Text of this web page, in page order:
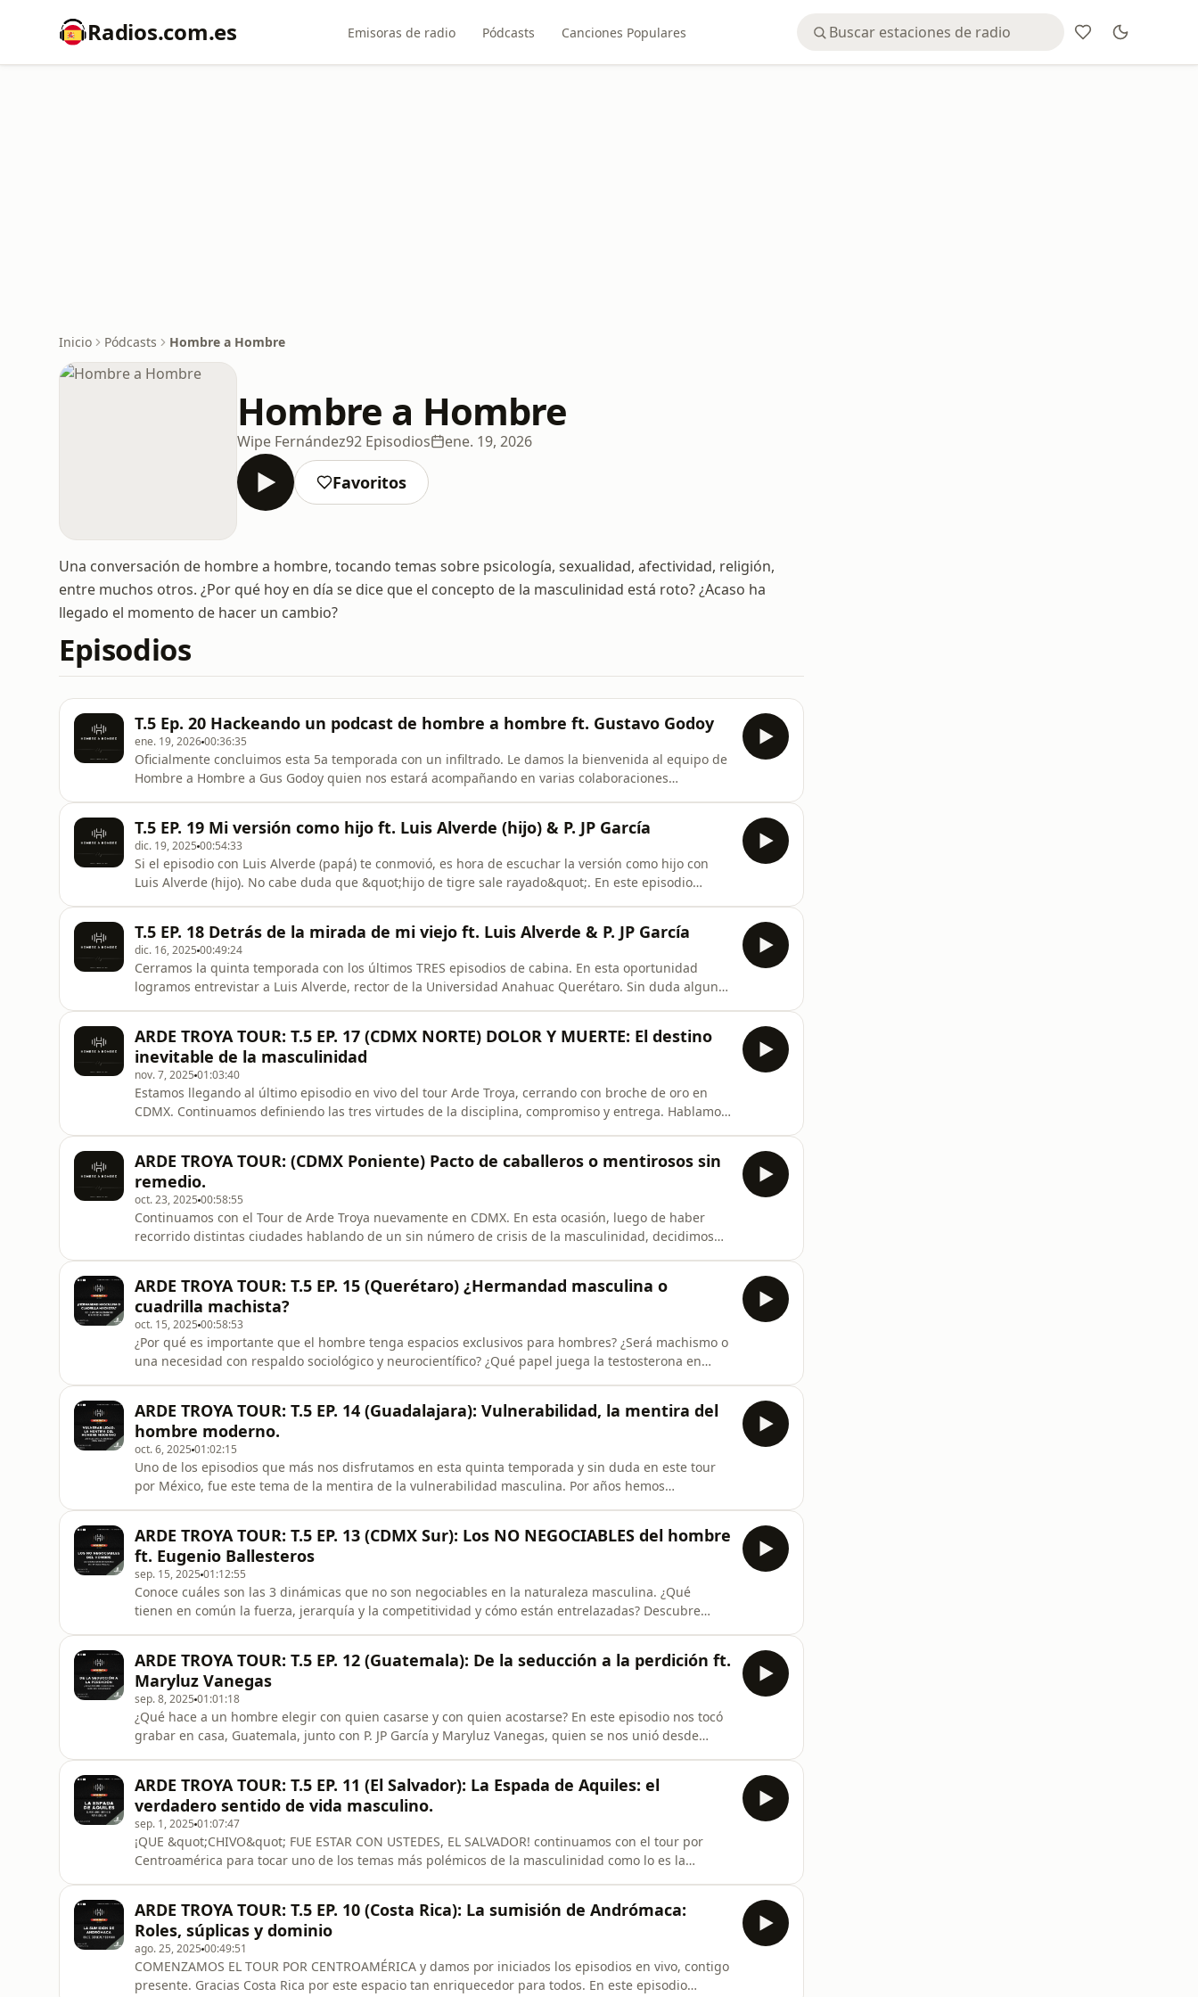
Radios.com.es Emisoras de radio Pódcasts Canciones Populares
Inicio Pódcasts Hombre a Hombre
Hombre a Hombre
Wipe Fernández92 Episodios ene. 19, 2026
Favoritos
Una conversación de hombre a hombre, tocando temas sobre psicología, sexualidad, afectividad, religión,
entre muchos otros. ¿Por qué hoy en día se dice que el concepto de la masculinidad está roto? ¿Acaso ha
llegado el momento de hacer un cambio?
Episodios
T.5 Ep. 20 Hackeando un podcast de hombre a hombre ft. Gustavo Godoy
ene. 19, 202600:36:35
Oficialmente concluimos esta 5a temporada con un infiltrado. Le damos la bienvenida al equipo de
Hombre a Hombre a Gus Godoy quien nos estará acompañando en varias colaboraciones
este año con más sorpresas.
T.5 EP. 19 Mi versión como hijo ft. Luis Alverde (hijo) & P. JP García
dic. 19, 2025 00:54:33
Si el episodio con Luis Alverde (papá) te conmovió, es hora de escuchar la versión como hijo con
Luis Alverde (hijo). No cabe duda que &quot;hijo de tigre sale rayado&quot;. En este episodio
familiar, la dinámic
T.5 EP. 18 Detrás de la mirada de mi viejo ft. Luis Alverde & P. JP García
dic. 16, 2025 00:49:24
Cerramos la quinta temporada con los últimos TRES episodios de cabina. En esta oportunidad
logramos entrevistar a Luis Alverde, rector de la Universidad Anahuac Querétaro. Sin duda alguna
da Luis para reencontra
ARDE TROYA TOUR: T.5 EP. 17 (CDMX NORTE) DOLOR Y MUERTE: El destino
inevitable de la masculinidad
nov. 7, 2025 01:03:40
Estamos llegando al último episodio en vivo del tour Arde Troya, cerrando con broche de oro en
CDMX. Continuamos definiendo las tres virtudes de la disciplina, compromiso y entrega. Hablamos
envíanos un mensaje di
ARDE TROYA TOUR: (CDMX Poniente) Pacto de caballeros o mentirosos sin
remedio.
oct. 23, 2025 00:58:55
Continuamos con el Tour de Arde Troya nuevamente en CDMX. En esta ocasión, luego de haber
recorrido distintas ciudades hablando de un sin número de crisis de la masculinidad, decidimos
episodio entraremos a
ARDE TROYA TOUR: T.5 EP. 15 (Querétaro) ¿Hermandad masculina o
cuadrilla machista?
oct. 15, 2025 00:58:53
¿Por qué es importante que el hombre tenga espacios exclusivos para hombres? ¿Será machismo o
una necesidad con respaldo sociológico y neurocientífico? ¿Qué papel juega la testosterona en
ARDE TROYA TOUR: T.5 EP. 14 (Guadalajara): Vulnerabilidad, la mentira del
hombre moderno.
oct. 6, 2025 01:02:15
Uno de los episodios que más nos disfrutamos en esta quinta temporada y sin duda en este tour
por México, fue este tema de la mentira de la vulnerabilidad masculina. Por años hemos
gestionar emociones es hablando. ¿
ARDE TROYA TOUR: T.5 EP. 13 (CDMX Sur): Los NO NEGOCIABLES del hombre
ft. Eugenio Ballesteros
sep. 15, 2025 01:12:55
Conoce cuáles son las 3 dinámicas que no son negociables en la naturaleza masculina. ¿Qué
tienen en común la fuerza, jerarquía y la competitividad y cómo están entrelazadas? Descubre
Eugenio Ballesteros quien nos com
ARDE TROYA TOUR: T.5 EP. 12 (Guatemala): De la seducción a la perdición ft.
Maryluz Vanegas
sep. 8, 2025 01:01:18
¿Qué hace a un hombre elegir con quien casarse y con quien acostarse? En este episodio nos tocó
grabar en casa, Guatemala, junto con P. JP García y Maryluz Vanegas, quien se nos unió desde
descubramos por qué real
ARDE TROYA TOUR: T.5 EP. 11 (El Salvador): La Espada de Aquiles: el
verdadero sentido de vida masculino.
sep. 1, 2025 01:07:47
¡QUE &quot;CHIVO&quot; FUE ESTAR CON USTEDES, EL SALVADOR! continuamos con el tour por
Centroamérica para tocar uno de los temas más polémicos de la masculinidad como lo es la
adentraremos a un campo más profundo de la agr
ARDE TROYA TOUR: T.5 EP. 10 (Costa Rica): La sumisión de Andrómaca:
Roles, súplicas y dominio
ago. 25, 2025 00:49:51
COMENZAMOS EL TOUR POR CENTROAMÉRICA y damos por iniciados los episodios en vivo, contigo
presente. Gracias Costa Rica por este espacio tan enriquecedor para todos. En este episodio